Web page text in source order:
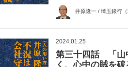
井原隆一 / 埼玉銀行
2024.01.25
第三十四話 「山
く、心中の賊を破